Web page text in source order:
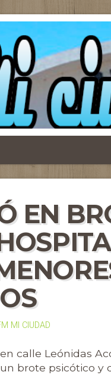
EN
MI CIUDAD
calle Leónidas
brote psicótico y